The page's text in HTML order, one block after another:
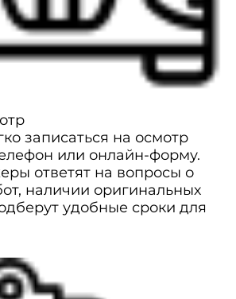
записаться на осмотр
или онлайн-форму.
ответят на вопросы о
наличии оригинальных
удобные сроки для